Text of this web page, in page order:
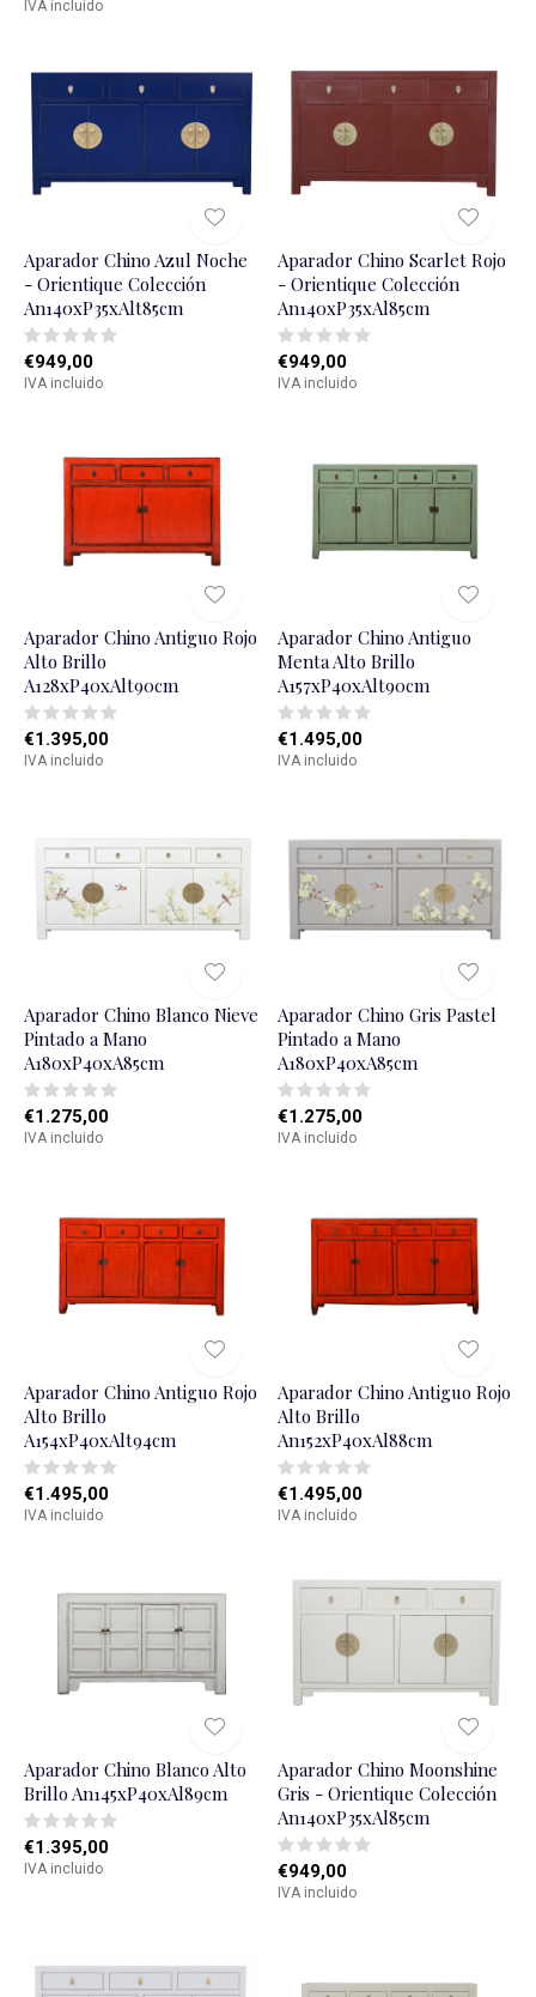
IVA incluido
Aparador Chino Azul Noche
- Orientique Colección
An140xP35xAlt85cm
€949,00
IVA incluido
Aparador Chino Scarlet Rojo
- Orientique Colección
An140xP35xAl85cm
€949,00
IVA incluido
Aparador Chino Antiguo Rojo
Alto Brillo
A128xP40xAlt90cm
€1.395,00
IVA incluido
Aparador Chino Antiguo
Menta Alto Brillo
A157xP40xAlt90cm
€1.495,00
IVA incluido
Aparador Chino Blanco Nieve
Pintado a Mano
A180xP40xA85cm
€1.275,00
IVA incluido
Aparador Chino Gris Pastel
Pintado a Mano
A180xP40xA85cm
€1.275,00
IVA incluido
Aparador Chino Antiguo Rojo
Alto Brillo
A154xP40xAlt94cm
€1.495,00
IVA incluido
Aparador Chino Antiguo Rojo
Alto Brillo
An152xP40xAl88cm
€1.495,00
IVA incluido
Aparador Chino Blanco Alto
Brillo An145xP40xAl89cm
€1.395,00
IVA incluido
Aparador Chino Moonshine
Gris - Orientique Colección
An140xP35xAl85cm
€949,00
IVA incluido